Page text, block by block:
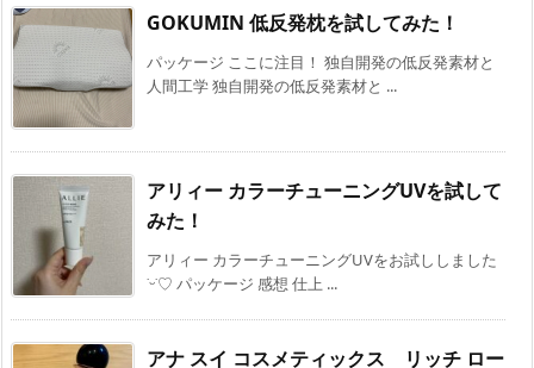
GOKUMIN 低反発枕を試してみた！
パッケージ ここに注目！ 独自開発の低反発素材と
人間工学 独自開発の低反発素材と ...
アリィー カラーチューニングUVを試して
みた！
アリィー カラーチューニングUVをお試ししました
˙ᵕ˙♡ パッケージ 感想 仕上 ...
アナ スイ コスメティックス リッチ ロー